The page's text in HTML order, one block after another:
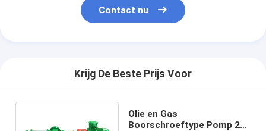
Contact nu
Krijg De Beste Prijs Voor
Olie en Gas
Boorschroeftype Pomp 20